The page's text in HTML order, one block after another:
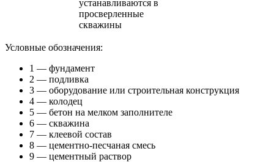
Условные обозначения:
1 — фундамент
2 — подливка
3 — оборудование или строительная конструкция
4 — колодец
5 — бетон на мелком заполнителе
6 — скважина
7 — клеевой состав
8 — цементно-песчаная смесь
9 — цементный раствор